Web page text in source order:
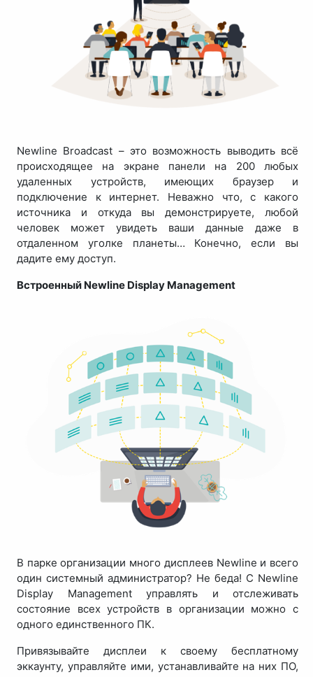
Newline Broadcast – это возможность выводить всё
происходящее на экране панели на 200 любых
удаленных устройств, имеющих браузер и
подключение к интернет. Неважно что, с какого
источника и откуда вы демонстрируете, любой
человек может увидеть ваши данные даже в
отдаленном уголке планеты… Конечно, если вы
дадите ему доступ.
Встроенный Newline Display Management
В парке организации много дисплеев Newline и всего
один системный администратор? Не беда! С Newline
Display Management управлять и отслеживать
состояние всех устройств в организации можно с
одного единственного ПК.
Привязывайте дисплеи к своему бесплатному
эккаунту, управляйте ими, устанавливайте на них ПО,